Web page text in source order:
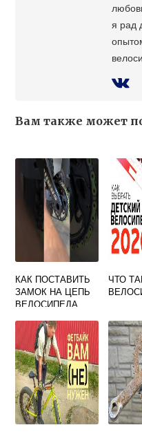
я рад
Вам также может
КАК ПОСТАВИТЬ
ЗАМОК НА ЦЕПЬ
ВЕЛОСИПЕДА
ЧТО